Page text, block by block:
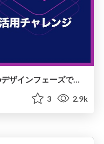
BootstrapベースなツールのデザインフェーズでのAdobe XD活用チャレンジ
3 2.9k